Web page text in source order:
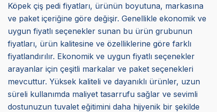
Köpek çiş pedi fiyatları, ürünün boyutuna, markasına
ve paket içeriğine göre değişir. Genellikle ekonomik ve
uygun fiyatlı seçenekler sunan bu ürün grubunun
fiyatları, ürün kalitesine ve özelliklerine göre farklı
fiyatlandırılır. Ekonomik ve uygun fiyatlı seçenekler
arayanlar için çeşitli markalar ve paket seçenekleri
mevcuttur. Yüksek kaliteli ve dayanıklı ürünler, uzun
süreli kullanımda maliyet tasarrufu sağlar ve sevimli
dostunuzun tuvalet eğitimini daha hijyenik bir şekilde